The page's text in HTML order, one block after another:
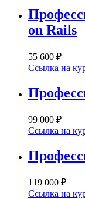
on Rails
55 600 ₽
Ссылка на
99 000 ₽
Ссылка на
119 000 ₽
Ссылка на